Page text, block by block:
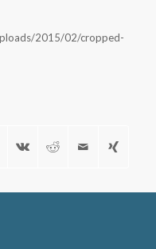
2015/02/cropped-